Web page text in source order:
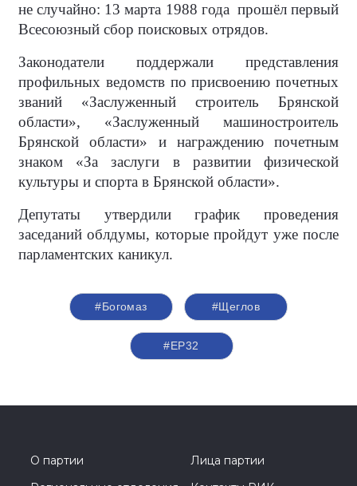
не случайно: 13 марта 1988 года прошёл первый
Всесоюзный сбор поисковых отрядов.
Законодатели поддержали представления
профильных ведомств по присвоению почетных
званий «Заслуженный строитель Брянской
области», «Заслуженный машиностроитель
Брянской области» и награждению почетным
знаком «За заслуги в развитии физической
культуры и спорта в Брянской области».
Депутаты утвердили график проведения
заседаний облдумы, которые пройдут уже после
парламентских каникул.
#Богомаз #Щеглов
#ЕР32
О партии
Лица партии